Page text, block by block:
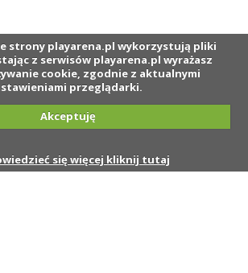
strony playarena.pl wykorzystują pliki
z serwisów playarena.pl wyrażasz
cookie, zgodnie z aktualnymi
przeglądarki.
Akceptuję
się więcej kliknij tutaj